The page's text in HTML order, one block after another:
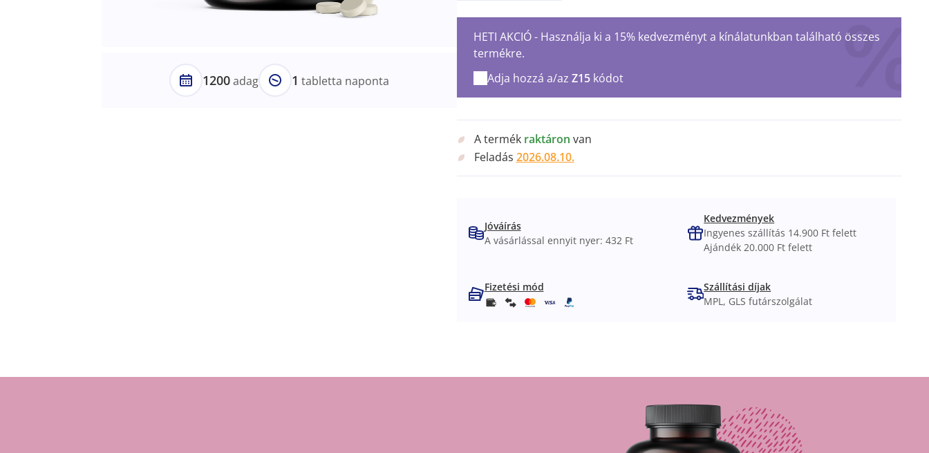
1200adag 1 tabletta naponta
HETI AKCIÓ - Használja ki a 15% kedvezményt a kínálatunkban található összes
termékre.
Adja hozzá a/az Z15kódot
A termék raktáron van
Feladás 2026.08.10.
Jóváírás
A vásárlással ennyit nyer: 432 Ft
Kedvezmények
Ingyenes szállítás 14.900 Ft felett
Ajándék 20.000 Ft felett
Fizetési mód
Szállítási díjak
MPL, GLS futárszolgálat